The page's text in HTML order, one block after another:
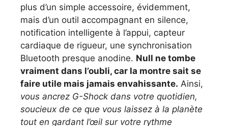
plus d’un simple accessoire, évidemment,
mais d’un outil accompagnant en silence,
notification intelligente à l’appui, capteur
cardiaque de rigueur, une synchronisation
Bluetooth presque anodine. Null ne tombe
vraiment dans l’oubli, car la montre sait se
faire utile mais jamais envahissante. Ainsi,
vous ancrez G-Shock dans votre quotidien,
soucieux de ce que vous laissez à la planète
tout en gardant l’œil sur votre rythme